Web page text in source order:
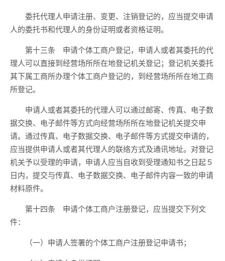
委托代理人申请注册、变更、注销登记的，应当提交申请
人的委托书和代理人的身份证明或者资格证明。
第十三条 申请个体工商户登记，申请人或者其委托的代
理人可以直接到经营场所所在地登记机关登记；登记机关委托
其下属工商所办理个体工商户登记的，到经营场所所在地工商
所登记。
申请人或者其委托的代理人可以通过邮寄、传真、电子数
据交换、电子邮件等方式向经营场所所在地登记机关提交申
请。通过传真、电子数据交换、电子邮件等方式提交申请的，
应当提供申请人或者其代理人的联络方式及通讯地址。对登记
机关予以受理的申请，申请人应当自收到受理通知书之日起５
日内，提交与传真、电子数据交换、电子邮件内容一致的申请
材料原件。
第十四条 申请个体工商户注册登记，应当提交下列文
件：
（一）申请人签署的个体工商户注册登记申请书；